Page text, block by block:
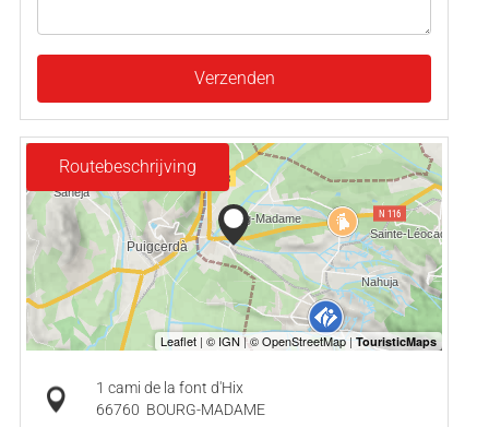
Verzenden
Routebeschrijving
1 cami de la font d'Hix
66760 BOURG-MADAME